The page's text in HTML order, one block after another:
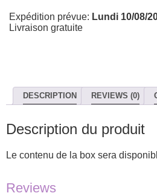
Expédition prévue: Lundi 10/08/
Livraison gratuite
DESCRIPTION REVIEWS (0)
Description du produit
Le contenu de la box sera
Reviews